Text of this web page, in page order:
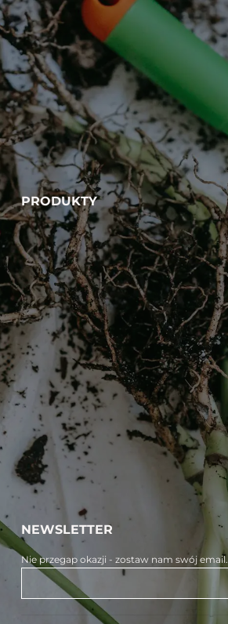
PRODUKTY
NEWSLETTER
Nie przegap okazji - zostaw nam swój email.